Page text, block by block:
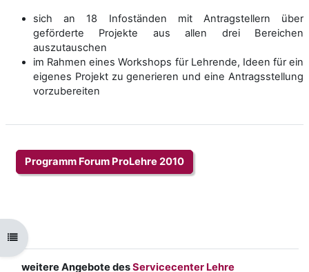
Kursindex öffnen
sich an 18 Infoständen mit Antragstellern über
geförderte Projekte aus allen drei Bereichen
auszutauschen
im Rahmen eines Workshops für Lehrende, Ideen für ein
eigenes Projekt zu generieren und eine Antragsstellung
vorzubereiten
Programm Forum ProLehre 2010
weitere Angebote desServicecenter Lehre